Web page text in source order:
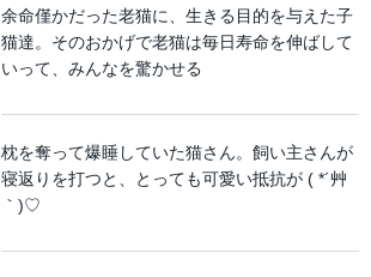
余命僅かだった老猫に、生きる目的を与えた子
猫達。そのおかげで老猫は毎日寿命を伸ばして
いって、みんなを驚かせる
枕を奪って爆睡していた猫さん。飼い主さんが
寝返りを打つと、とっても可愛い抵抗が ( *´艸
｀)♡